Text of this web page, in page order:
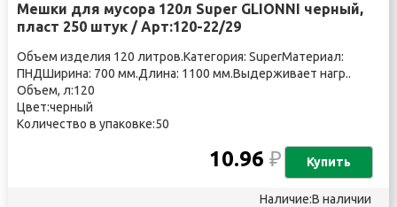
Мешки для мусора 120л Super GLIONNI черный,
пласт 250 штук / Арт:120-22/29
Объем изделия 120 литров.Категория: SuperМатериал:
ПНДШирина: 700 мм.Длина: 1100 мм.Выдерживает нагр..
Объем, л:120
Цвет:черный
Количество в упаковке:50
10.96₽ Купить
Наличие:В наличии